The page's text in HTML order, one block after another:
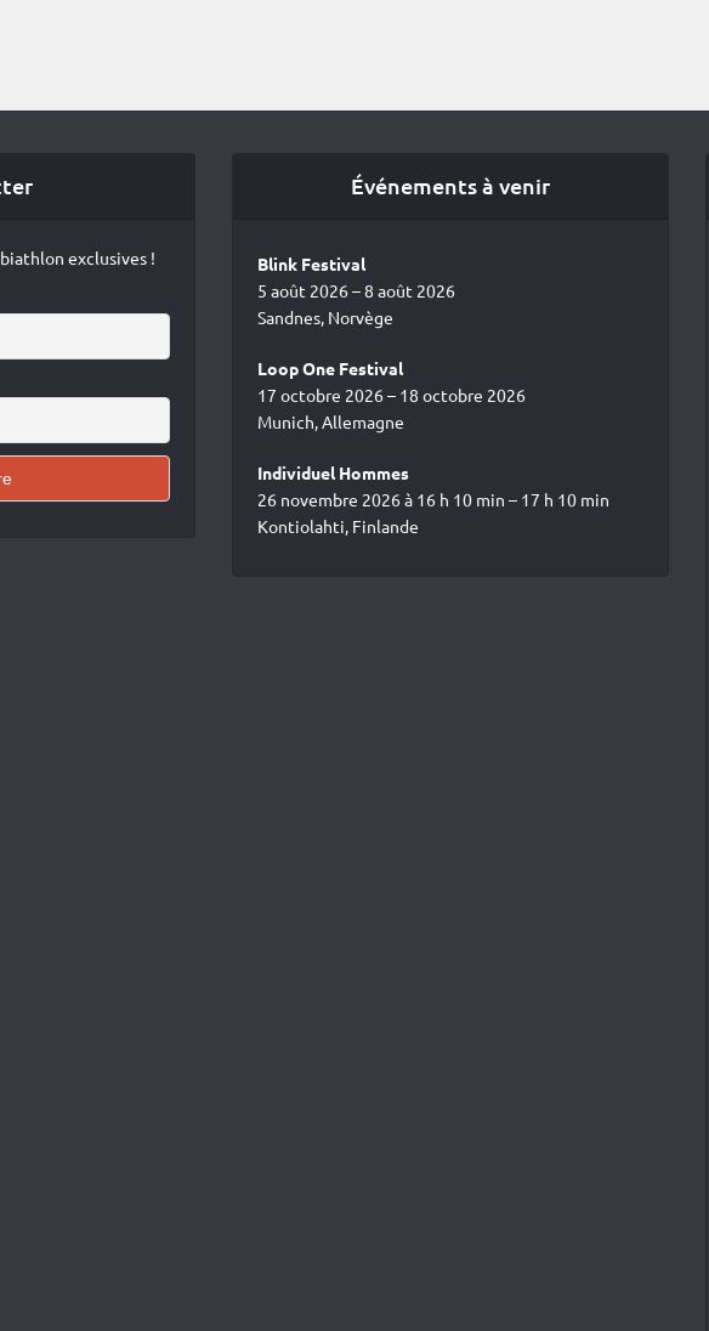
exclusives !
Événements à venir
Blink Festival
5 août 2026 – 8 août 2026
Sandnes, Norvège
Loop One Festival
17 octobre 2026 – 18 octobre 2026
Munich, Allemagne
Individuel Hommes
26 novembre 2026 à 16 h 10 min – 17 h 10 min
Kontiolahti, Finlande